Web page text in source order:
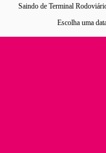
Saindo de Terminal
Escolha uma